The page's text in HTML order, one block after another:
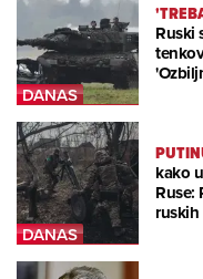
Ruski
kako
Ruse: